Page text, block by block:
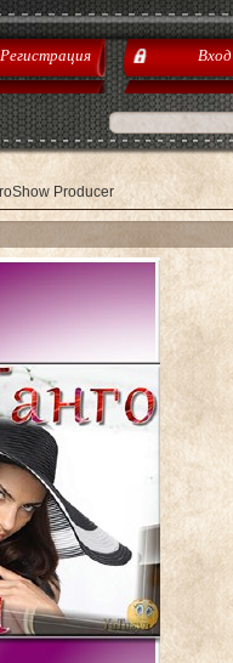
Регистрация Вход
Producer